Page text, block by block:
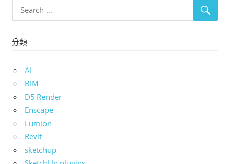
分類
AI
BIM
D5 Render
Enscape
Lumion
Revit
sketchup